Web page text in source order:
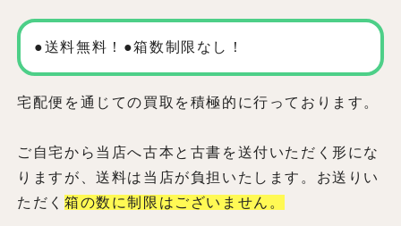
●送料無料！●箱数制限なし！
宅配便を通じての買取を積極的に行っております。
ご自宅から当店へ古本と古書を送付いただく形にな
りますが、送料は当店が負担いたします。お送りい
ただく 箱の数に制限はございません。